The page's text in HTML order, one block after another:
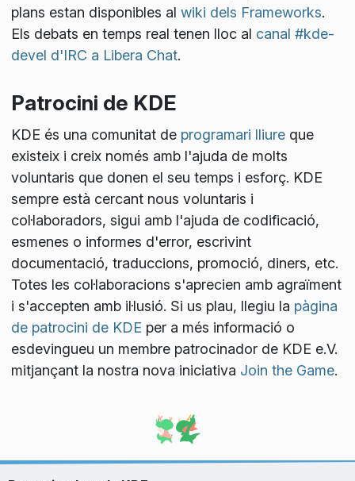
plans estan disponibles al wiki dels Frameworks.
Els debats en temps real tenen lloc al canal #kde-
devel d'IRC a Libera Chat.
Patrocini de KDE
KDE és una comunitat de programari lliureque
existeix i creix només amb l'ajuda de molts
voluntaris que donen el seu temps i esforç. KDE
sempre està cercant nous voluntaris i
col·laboradors, sigui amb l'ajuda de codificació,
esmenes o informes d'error, escrivint
documentació, traduccions, promoció, diners, etc.
Totes les col·laboracions s'aprecien amb agraïment
i s'accepten amb il·lusió. Si us plau, llegiu la pàgina
de patrocini de KDE per a més informació o
esdevingueu un membre patrocinador de KDE e.V.
mitjançant la nostra nova iniciativa Join the Game.